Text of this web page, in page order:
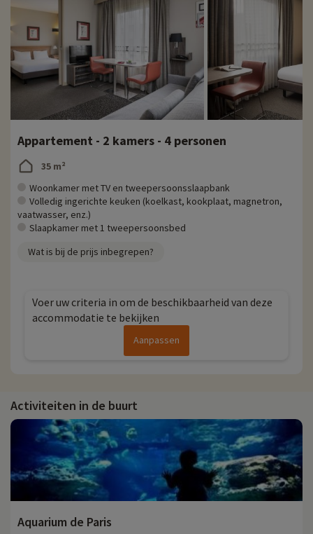
Appartement - 2 kamers - 4 personen
35 m²
Woonkamer met TV en tweepersoonsslaapbank
Volledig ingerichte keuken (koelkast, kookplaat, magnetron,
vaatwasser, enz.)
Slaapkamer met 1 tweepersoonsbed
Wat is bij de prijs inbegrepen?
Voer uw criteria in om de beschikbaarheid van deze
accommodatie te bekijken
Aanpassen
Activiteiten in de buurt
Aquarium de Paris